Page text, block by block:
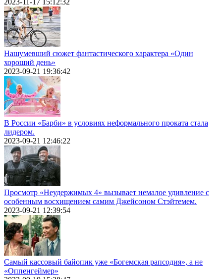
Нашумевший сюжет фантастического характера «Один
хороший день»
2023-09-21 19:36:42
В России «Барби» в условиях неформального проката стала
лидером.
2023-09-21 12:46:22
Просмотр «Неудержимых 4» вызывает немалое удивление с
особенным восхищением самим Джейсоном Стэйтемем.
2023-09-21 12:39:54
Самый кассовый байопик уже «Богемская рапсодия», а не
«Оппенгеймер»